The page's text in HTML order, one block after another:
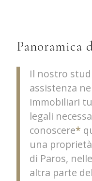
Panoramica
Il nostro
assistenza
immobiliari
legali
conoscere*
una
di Paros,
altra parte